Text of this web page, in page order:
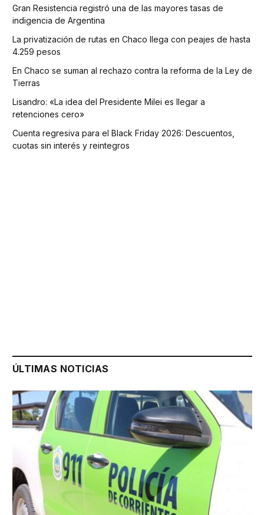
Gran Resistencia registró una de las mayores tasas de
indigencia de Argentina
La privatización de rutas en Chaco llega con peajes de hasta
4.259 pesos
En Chaco se suman al rechazo contra la reforma de la Ley de
Tierras
Lisandro: «La idea del Presidente Milei es llegar a
retenciones cero»
Cuenta regresiva para el Black Friday 2026: Descuentos,
cuotas sin interés y reintegros
ÚLTIMAS NOTICIAS